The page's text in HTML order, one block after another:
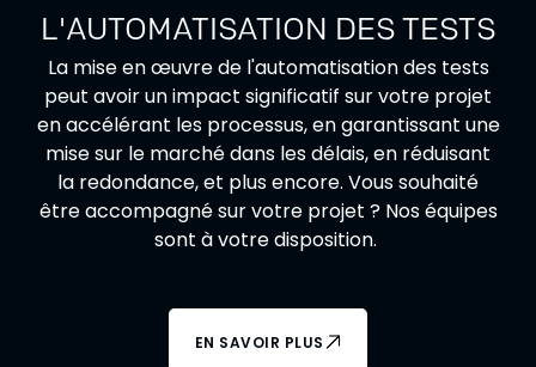
L'AUTOMATISATION DES TESTS
La mise en œuvre de l'automatisation des tests
peut avoir un impact significatif sur votre projet
en accélérant les processus, en garantissant une
mise sur le marché dans les délais, en réduisant
la redondance, et plus encore. Vous souhaité
être accompagné sur votre projet ? Nos équipes
sont à votre disposition.
EN SAVOIR PLUS